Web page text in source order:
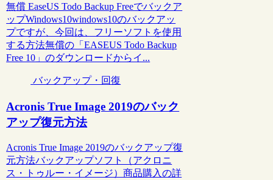
無償 EaseUS Todo Backup Freeでバックア
ップWindows10windows10のバックアッ
プですが、今回は、フリーソフトを使用
する方法無償の「EASEUS Todo Backup
Free 10」のダウンロードからイ...
バックアップ・回復
Acronis True Image 2019のバック
アップ復元方法
Acronis True Image 2019のバックアップ復
元方法バックアップソフト（アクロニ
ス・トゥルー・イメージ）商品購入の詳